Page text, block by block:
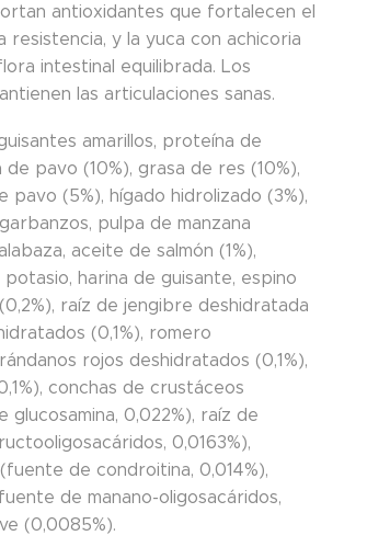
antioxidantes que fortalecen el
resistencia, y la yuca con achicoria
intestinal equilibrada. Los
las articulaciones sanas.
amarillos, proteína de
de pavo (10%), grasa de res (10%),
pavo (5%), hígado hidrolizado (3%),
pulpa de manzana
aceite de salmón (1%),
harina de guisante, espino
raíz de jengibre deshidratada
(0,1%), romero
rojos deshidratados (0,1%),
conchas de crustáceos
0,022%), raíz de
0,0163%),
de condroitina, 0,014%),
de manano-oligosacáridos,
(0,0085%).